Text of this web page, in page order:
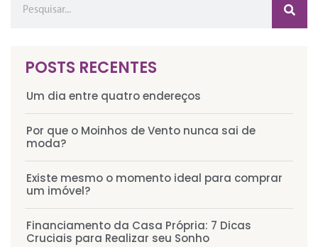
POSTS RECENTES
Um dia entre quatro endereços
Por que o Moinhos de Vento nunca sai de
moda?
Existe mesmo o momento ideal para comprar
um imóvel?
Financiamento da Casa Própria: 7 Dicas
Cruciais para Realizar seu Sonho